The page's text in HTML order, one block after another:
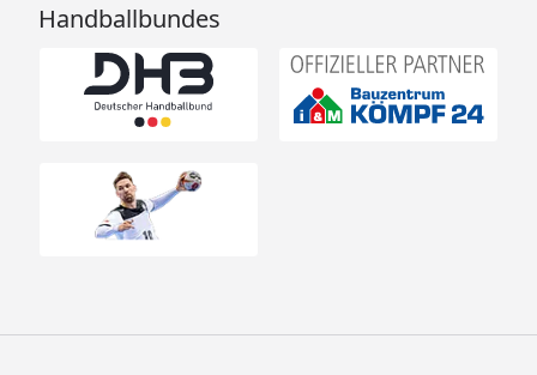
Handballbundes